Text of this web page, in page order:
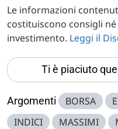
Le informazioni
costituiscono consigli
investimento. Leggi il
Ti è piaciuto
Argomenti BORSA
INDICI
MASSIMI